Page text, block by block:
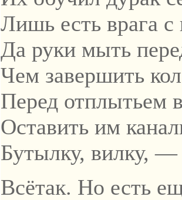
Лишь есть врага
Да руки мыть
Чем завершить
Перед отплытьем
Оставить им
Бутылку, вилку, —
Всётак. Но есть